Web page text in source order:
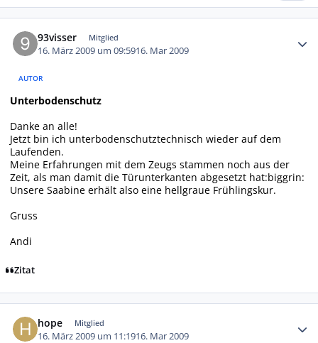
93visser Mitglied
16. März 2009 um 09:5916. Mar 2009
AUTOR
Unterbodenschutz
Danke an alle!
Jetzt bin ich unterbodenschutztechnisch wieder auf dem
Laufenden.
Meine Erfahrungen mit dem Zeugs stammen noch aus der
Zeit, als man damit die Türunterkanten abgesetzt hat:biggrin:
Unsere Saabine erhält also eine hellgraue Frühlingskur.
Gruss
Andi
Zitat
hope Mitglied
16. März 2009 um 11:1916. Mar 2009